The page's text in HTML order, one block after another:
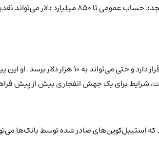
در گذشته، هیز هشدار داده بود که هدف
به باور هیز، اتریوم در مسیر سبقت گرفتن
شرایط برای یک جهش انفجاری بیش از پیش